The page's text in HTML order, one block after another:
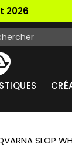
2026
SLOP